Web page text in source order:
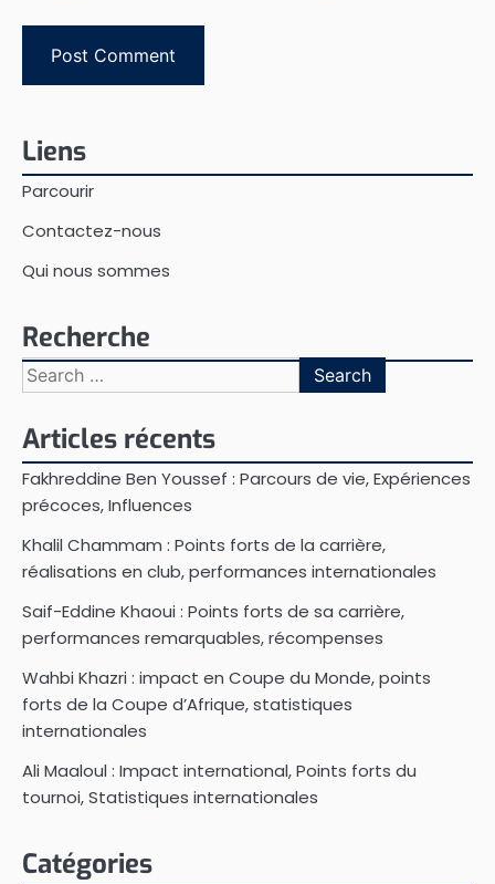
Liens
Parcourir
Contactez-nous
Qui nous sommes
Recherche
Search
for:
Articles récents
Fakhreddine Ben Youssef : Parcours de vie, Expériences
précoces, Influences
Khalil Chammam : Points forts de la carrière,
réalisations en club, performances internationales
Saif-Eddine Khaoui : Points forts de sa carrière,
performances remarquables, récompenses
Wahbi Khazri : impact en Coupe du Monde, points
forts de la Coupe d’Afrique, statistiques
internationales
Ali Maaloul : Impact international, Points forts du
tournoi, Statistiques internationales
Catégories